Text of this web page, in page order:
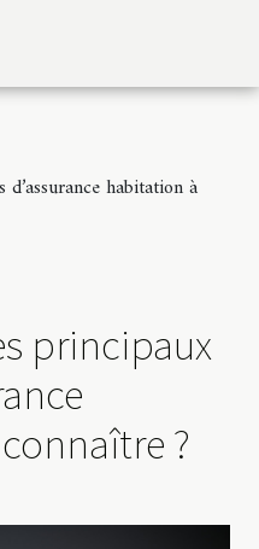
habitation à
principaux
?